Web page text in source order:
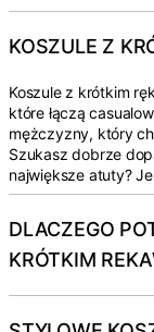
KOSZULE Z
Koszule z krótkim
które łączą
mężczyzny, który
Szukasz dobrze
największe atuty?
DLACZEGO
KRÓTKIM